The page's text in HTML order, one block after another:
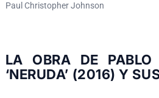
Paul Christopher Johnson
LA OBRA DE
‘NERUDA’ (2016) Y